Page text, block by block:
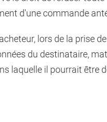
d'une commande
lors de la prise
du destinataire,
laquelle il pourrait être